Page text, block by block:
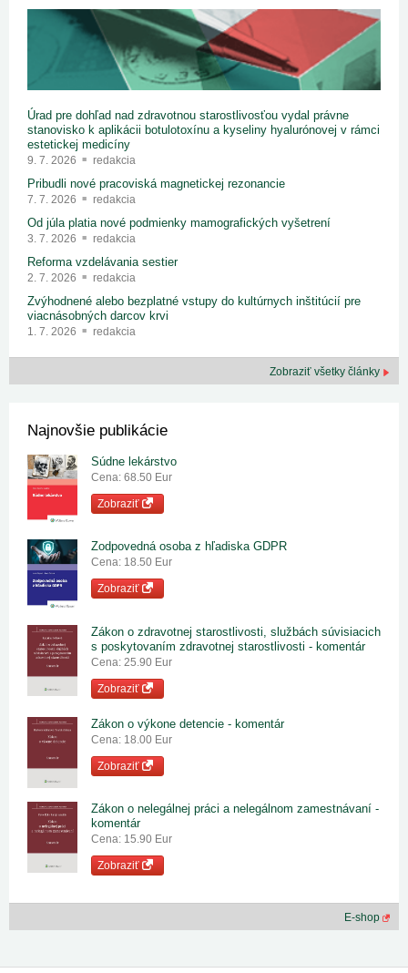
Úrad pre dohľad nad zdravotnou starostlivosťou vydal právne
stanovisko k aplikácii botulotoxínu a kyseliny hyalurónovej v rámci
estetickej medicíny
9. 7. 2026 redakcia
Pribudli nové pracoviská magnetickej rezonancie
7. 7. 2026 redakcia
Od júla platia nové podmienky mamografických vyšetrení
3. 7. 2026 redakcia
Reforma vzdelávania sestier
2. 7. 2026 redakcia
Zvýhodnené alebo bezplatné vstupy do kultúrnych inštitúcií pre
viacnásobných darcov krvi
1. 7. 2026 redakcia
Zobraziť všetky články
Najnovšie publikácie
Súdne lekárstvo
Cena: 68.50 Eur
Zobraziť
Zodpovedná osoba z hľadiska GDPR
Cena: 18.50 Eur
Zobraziť
Zákon o zdravotnej starostlivosti, službách súvisiacich
s poskytovaním zdravotnej starostlivosti - komentár
Cena: 25.90 Eur
Zobraziť
Zákon o výkone detencie - komentár
Cena: 18.00 Eur
Zobraziť
Zákon o nelegálnej práci a nelegálnom zamestnávaní -
komentár
Cena: 15.90 Eur
Zobraziť
E-shop